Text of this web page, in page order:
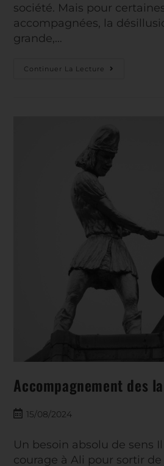
société. Mais pour
accompagnées, la
grande,…
Continuer La Lecture
Accompagnement des
15/08/2024
Un besoin absolu de sens
courage à Ali pour sortir